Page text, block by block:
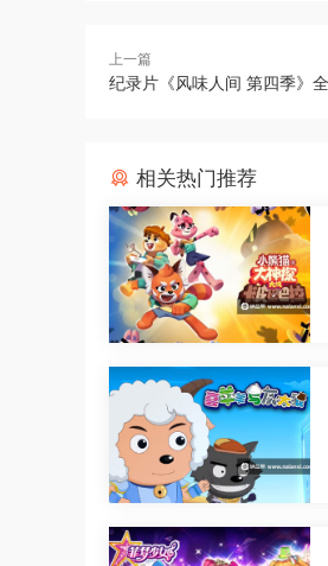
上一篇
纪录片《风味人间 第四季》
相关热门推荐